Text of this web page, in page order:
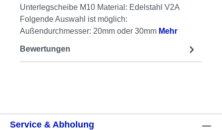
Unterlegscheibe M10 Material: Edelstahl V2A
Folgende Auswahl ist möglich:
Außendurchmesser: 20mm oder 30mm Mehr
Bewertungen
Service & Abholung